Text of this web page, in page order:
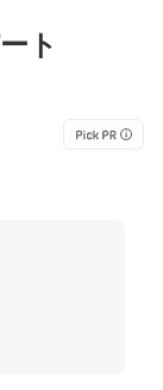
ト